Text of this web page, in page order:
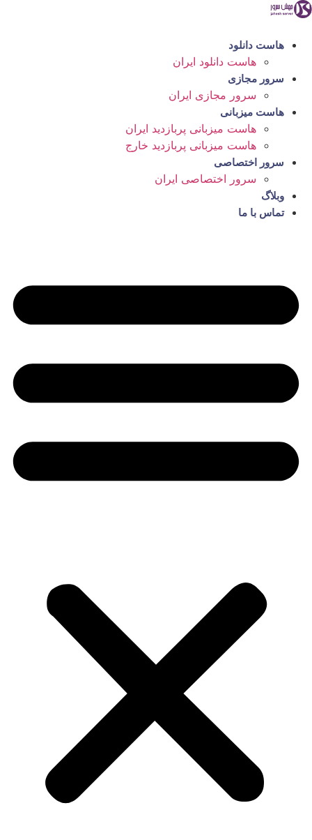
پرش
محتوا
هاست دانلود
هاست دانلود ایران
سرور مجازی
سرور مجازی ایران
هاست میزبانی
هاست میزبانی پربازدید ایران
هاست میزبانی پربازدید خارج
سرور اختصاصی
سرور اختصاصی ایران
وبلاگ
تماس با ما